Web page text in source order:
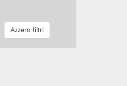
Azzera filtri